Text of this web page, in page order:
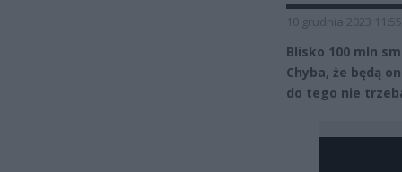
10 grudnia 2023 11:55
Blisko 100 mln
Chyba, że będą
do tego nie